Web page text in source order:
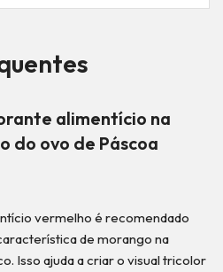
alimentício na
do ovo de Páscoa
vermelho é recomendado
de morango na
Isso ajuda a criar o visual tricolor